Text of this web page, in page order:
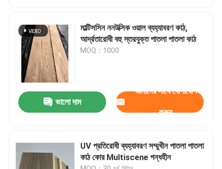
গুণমান নিয়ন্ত্রণ
আমাদের সাথে যোগাযোগ
খবর
একটি উদ্ধৃতি অনুরোধ করুন
মাল্টিসসিন ননটক্সিক ওয়াল ব্যহ্যাবরণ কাঠ,
আর্দ্রতারোধী বহু স্তরযুক্ত পাতলা পাতলা কাঠ
MOQ：1000
ভালো দাম
আমাদের সাথে যোগাযোগ
করুন
UV প্রতিরোধী ব্যহ্যাবরণ সম্মুখীন পাতলা পাতলা
কাঠ কোর Multiscene গন্ধহীন